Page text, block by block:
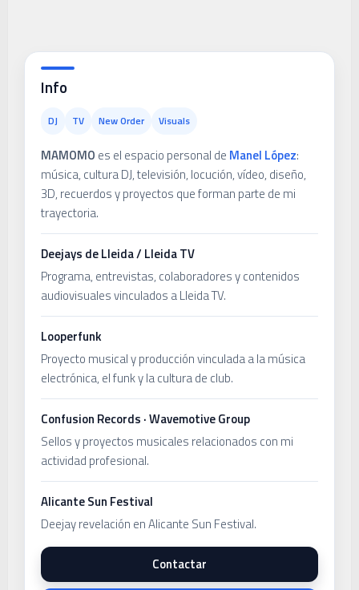
Info
DJ TV New Order Visuals
MAMOMO es el espacio personal de Manel López:
música, cultura DJ, televisión, locución, vídeo, diseño,
3D, recuerdos y proyectos que forman parte de mi
trayectoria.
Deejays de Lleida / Lleida TV
Programa, entrevistas, colaboradores y contenidos
audiovisuales vinculados a Lleida TV.
Looperfunk
Proyecto musical y producción vinculada a la música
electrónica, el funk y la cultura de club.
Confusion Records · Wavemotive Group
Sellos y proyectos musicales relacionados con mi
actividad profesional.
Alicante Sun Festival
Deejay revelación en Alicante Sun Festival.
Contactar